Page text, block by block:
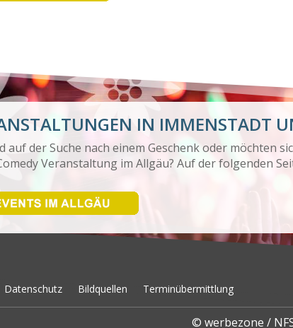
IN IMMENSTADT
auf der Suche nach einem Geschenk oder möchten
Veranstaltung im Allgäu? Auf der folgenden
Datenschutz Bildquellen Terminübermittlung
© werbezone /